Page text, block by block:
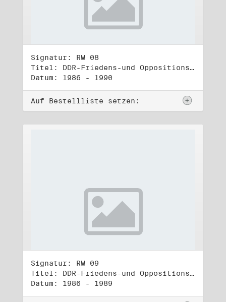
Signatur: RW 08
Titel: DDR-Friedens-und Oppositionsbewegung (1)
Datum: 1986 - 1990
Auf Bestellliste setzen:
Signatur: RW 09
Titel: DDR-Friedens-und Oppositionsbewegung (2)
Datum: 1986 - 1989